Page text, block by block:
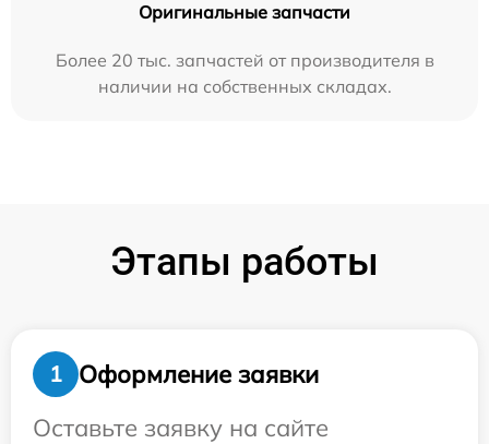
Оригинальные запчасти
Более 20 тыс. запчастей от производителя в
наличии на собственных складах.
Этапы работы
1
Оформление заявки
Оставьте заявку на сайте